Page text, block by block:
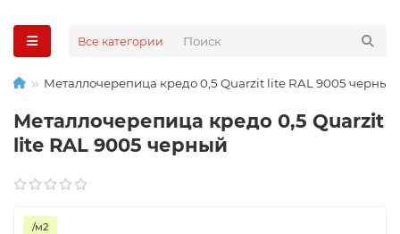
Все категории
Металлочерепица кредо 0,5 Quarzit lite RAL 9005 черный
Металлочерепица кредо 0,5 Quarzit
lite RAL 9005 черный
/м2